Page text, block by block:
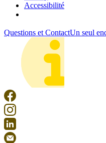
Accessibilité
Questions et ContactUn seul